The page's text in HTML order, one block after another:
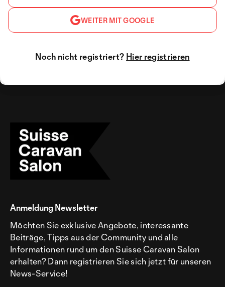
WEITER MIT GOOGLE
Noch nicht registriert? Hier registrieren
Anmeldung Newsletter
Möchten Sie exklusive Angebote, interessante
Beiträge, Tipps aus der Community und alle
Informationen rund um den Suisse Caravan Salon
erhalten? Dann registrieren Sie sich jetzt für unseren
News-Service!